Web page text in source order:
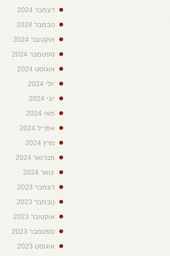
דצמבר 2024
נובמבר 2024
אוקטובר 2024
ספטמבר 2024
אוגוסט 2024
יולי 2024
יוני 2024
מאי 2024
אפריל 2024
מרץ 2024
פברואר 2024
ינואר 2024
דצמבר 2023
נובמבר 2023
אוקטובר 2023
ספטמבר 2023
אוגוסט 2023